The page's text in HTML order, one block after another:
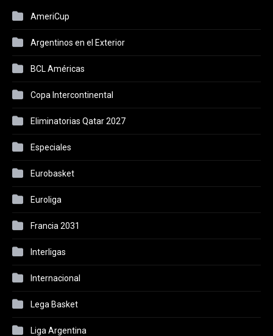
AmeriCup
Argentinos en el Exterior
BCL Américas
Copa Intercontinental
Eliminatorias Qatar 2027
Especiales
Eurobasket
Euroliga
Francia 2031
Interligas
Internacional
Lega Basket
Liga Argentina